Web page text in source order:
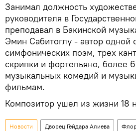
Занимал должность
руководителя в
преподавал в Бакинской
Эмин Сабитоглу - автор одной
симфонических поэм, трех
скрипки и фортепьяно, более
музыкальных комедий и
фильмам.
Композитор ушел из жизни 18
Новости Дворец Гейдара Алиева